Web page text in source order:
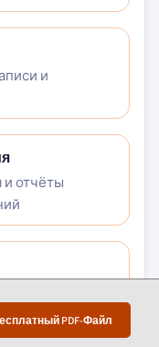
PDF-Файл
и
и отчёты
инвесторов и